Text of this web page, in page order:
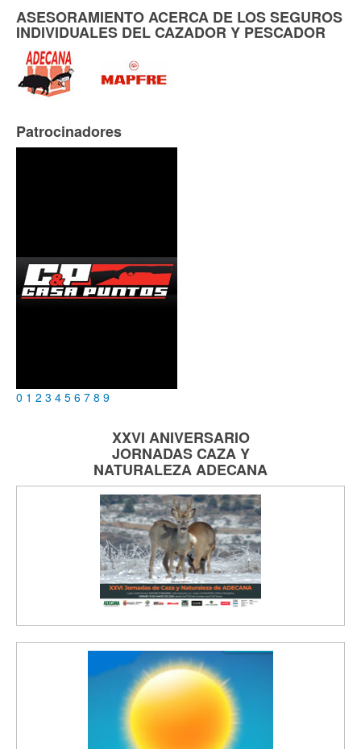
ASESORAMIENTO ACERCA DE LOS SEGUROS
INDIVIDUALES DEL CAZADOR Y PESCADOR
Patrocinadores
0 1 2 3 4 5 6 7 8 9
XXVI ANIVERSARIO
JORNADASCAZA Y
NATURALEZAADECANA